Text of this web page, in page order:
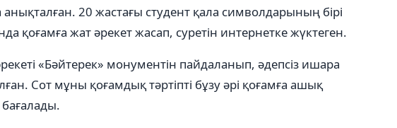
20 жастағы студент қала символдарының бірі
қоғамға жат әрекет жасап, суретін интернетке жүктеген.
«Бәйтерек» монументін пайдаланып, әдепсіз ишара
Сот мұны қоғамдық тәртіпті бұзу әрі қоғамға ашық
бағалады.